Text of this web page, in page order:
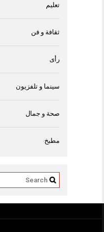
تعليم
ثقافة و فن
رأى
سينما و تلفزيون
صحة و جمال
مطبخ